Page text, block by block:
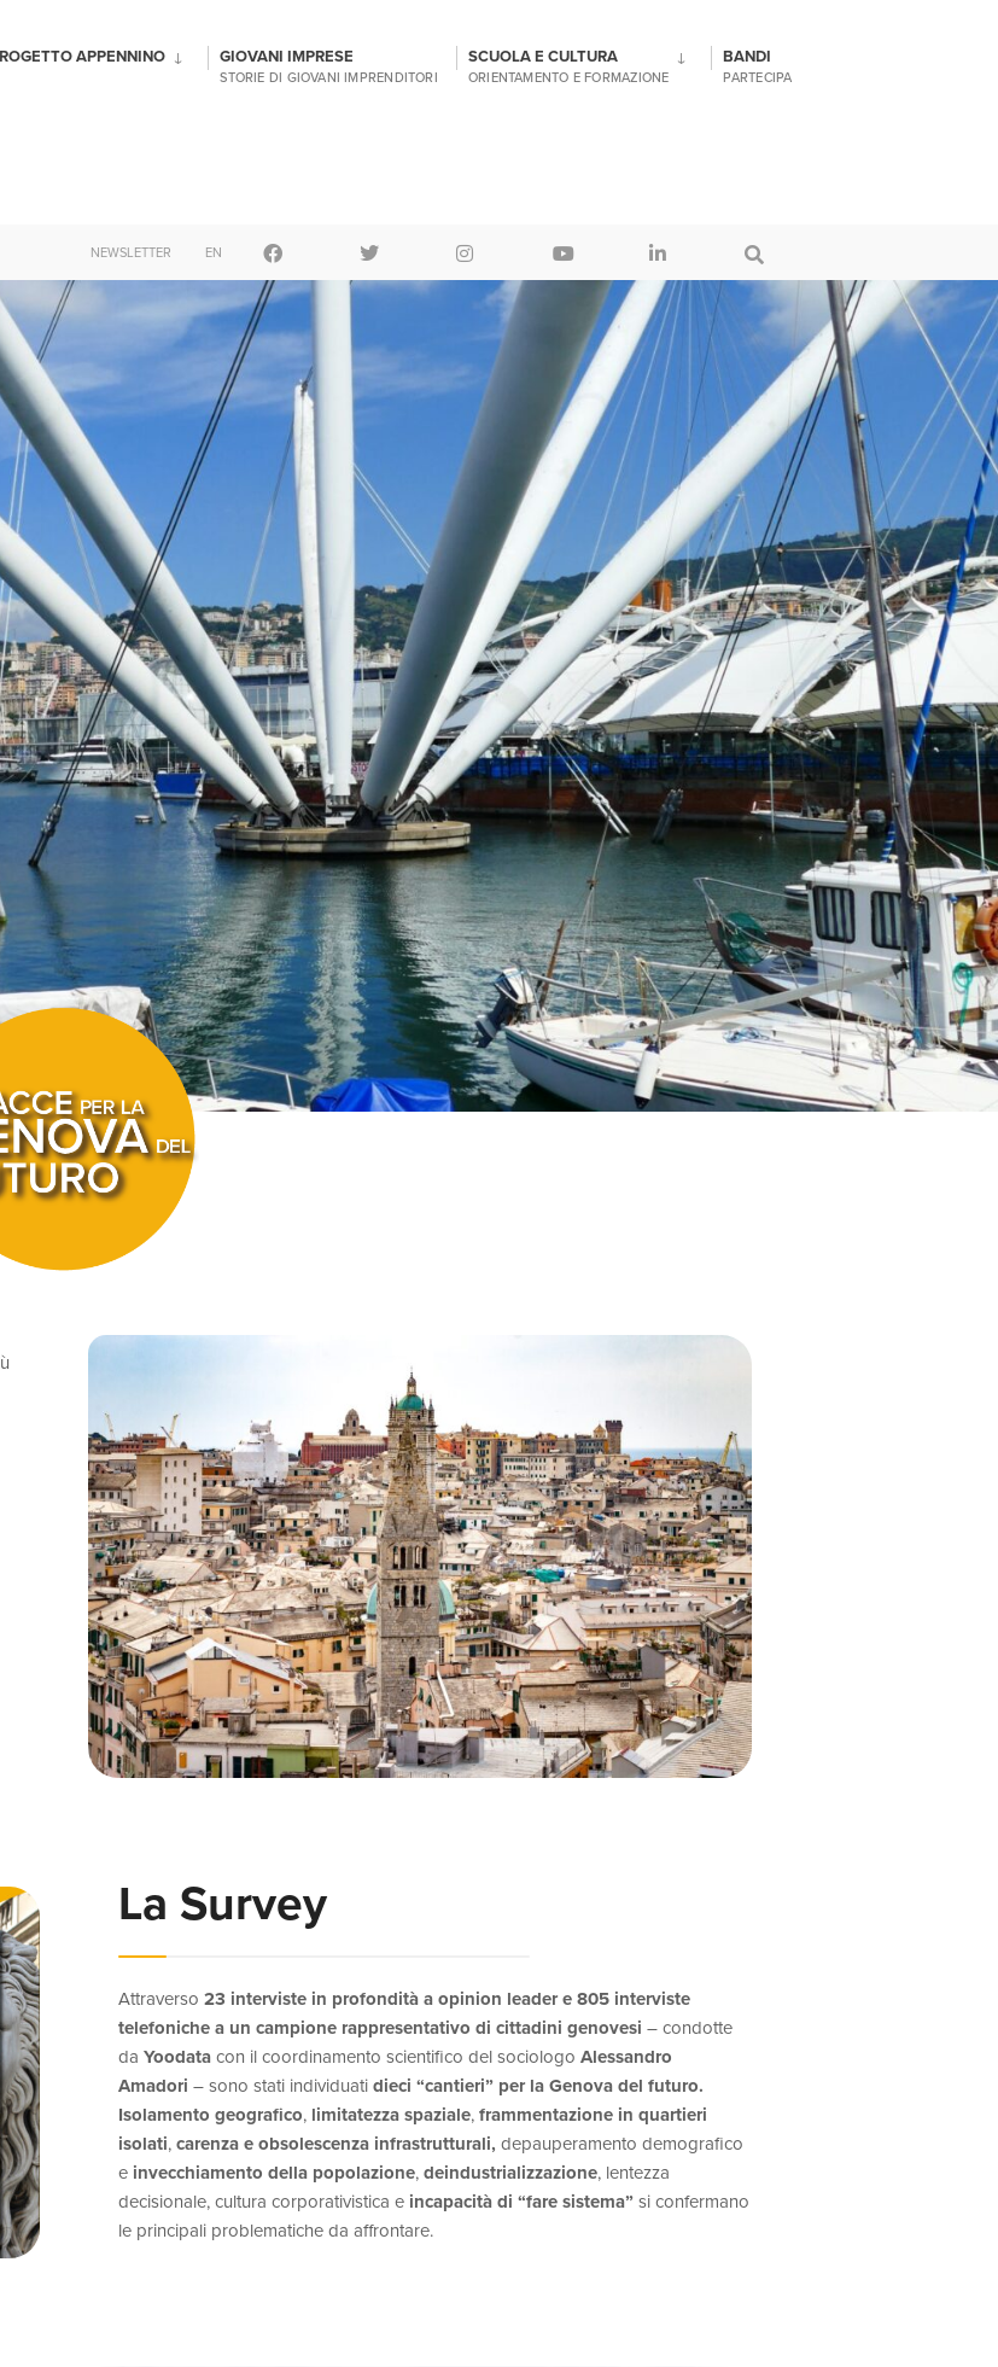
APPENNINO GIOVANI IMPRESE
STORIE DI GIOVANI IMPRENDITORI
SCUOLA E CULTURA
ORIENTAMENTO E FORMAZIONE
BANDI
PARTECIPA
NEWSLETTER EN
La Survey
Attraverso 23 interviste in profondità a opinion leader e 805 interviste
telefoniche a un campione rappresentativo di cittadini genovesi – condotte
da Yoodatacon il coordinamento scientifico del sociologo Alessandro
Amadori – sono stati individuatidieci “cantieri” per la Genova del futuro.
Isolamento geografico, limitatezza spaziale,frammentazione in quartieri
isolati,carenza e obsolescenza infrastrutturali, depauperamento demografico
e invecchiamento della popolazione,deindustrializzazione, lentezza
decisionale, cultura corporativistica e incapacità di “fare sistema”si confermano
le principali problematiche da affrontare.